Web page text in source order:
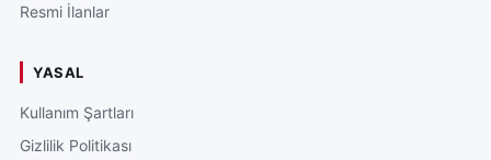
Resmi İlanlar
YASAL
Kullanım Şartları
Gizlilik Politikası